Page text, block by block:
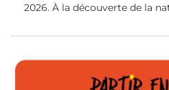
2026. À la découverte de la